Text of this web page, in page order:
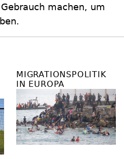
machen, um
MIGRATIONSPOLITIK
IN EUROPA